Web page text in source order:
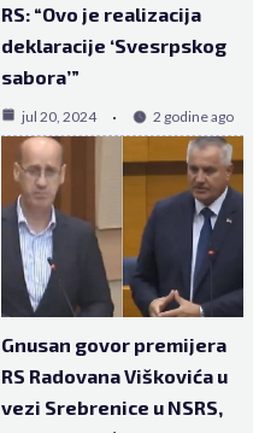
RS: “Ovo je realizacija
deklaracije ‘Svesrpskog
sabora’”
jul 20, 2024 2 godine ago
Gnusan govor premijera
RS Radovana Viškovića u
vezi Srebrenice u NSRS,